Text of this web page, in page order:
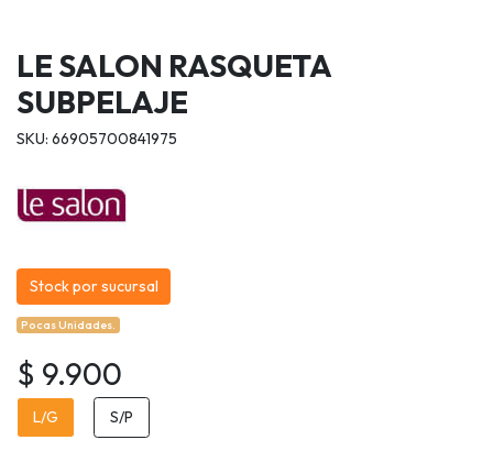
LE SALON RASQUETA
SUBPELAJE
SKU: 66905700841975
Stock por sucursal
Pocas Unidades.
$ 9.900
L/G S/P